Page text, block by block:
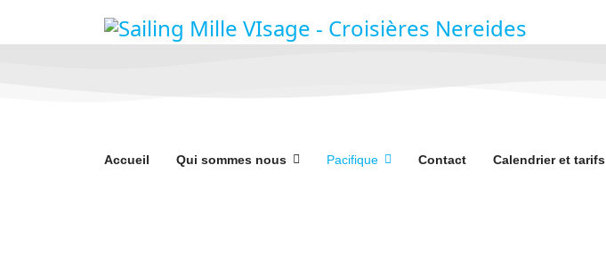
Accueil Qui sommes nous Pacifique Contact Calendrier et tarifs